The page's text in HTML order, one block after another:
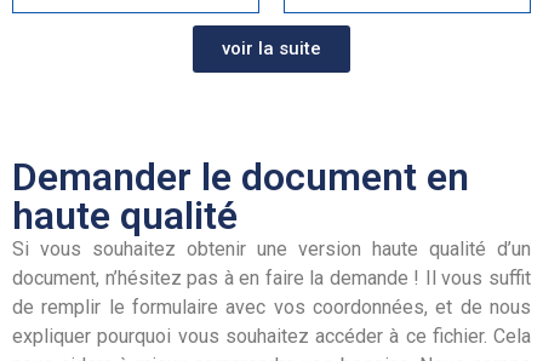
voir la suite
Demander le document en
haute qualité
Si vous souhaitez obtenir une version haute qualité d’un
document, n’hésitez pas à en faire la demande ! Il vous suffit
de remplir le formulaire avec vos coordonnées, et de nous
expliquer pourquoi vous souhaitez accéder à ce fichier. Cela